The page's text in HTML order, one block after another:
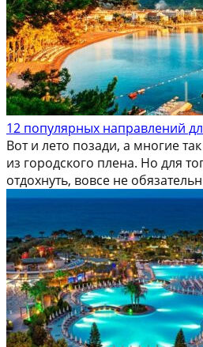
12 популярных направлений
Вот и лето позади, а многие
из городского плена. Но для
отдохнуть, вовсе не